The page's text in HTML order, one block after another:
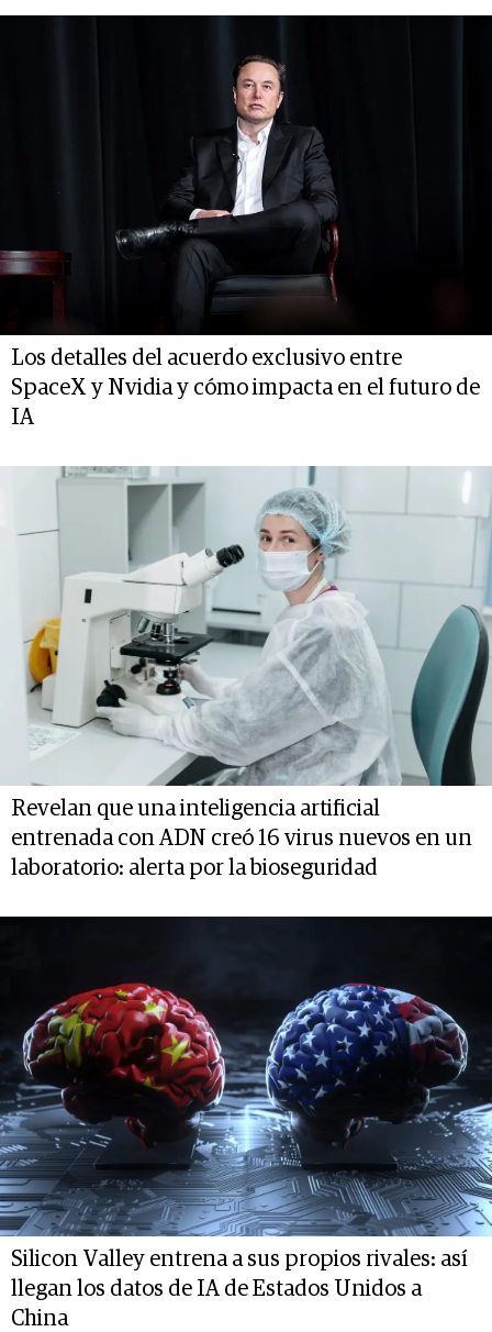
Los detalles del acuerdo exclusivo entre
SpaceX y Nvidia y cómo impacta en el futuro de
IA
Revelan que una inteligencia artificial
entrenada con ADN creó 16 virus nuevos en un
laboratorio: alerta por la bioseguridad
Silicon Valley entrena a sus propios rivales: así
llegan los datos de IA de Estados Unidos a
China